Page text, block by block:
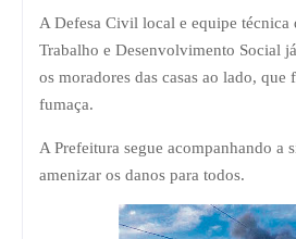
A Defesa Civil local e equipe técnica
Trabalho e Desenvolvimento Social
os moradores das casas ao lado, que
fumaça.
A Prefeitura segue acompanhando a
amenizar os danos para todos.